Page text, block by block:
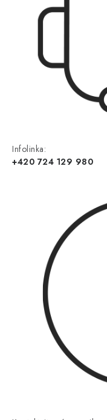
Infolinka:
+420 724 129 980